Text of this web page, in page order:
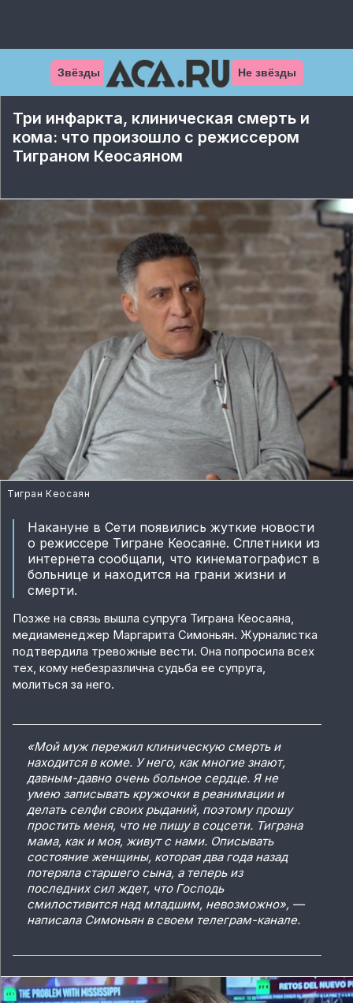
Звёзды Не звёзды
Три инфаркта, клиническая смерть и
кома: что произошло с режиссером
Тиграном Кеосаяном
Тигран Кеосаян
Накануне в Сети появились жуткие новости
о режиссере Тигране Кеосаяне. Сплетники из
интернета сообщали, что кинематографист в
больнице и находится на грани жизни и
смерти.
Позже на связь вышла супруга Тиграна Кеосаяна,
медиаменеджер Маргарита Симоньян. Журналистка
подтвердила тревожные вести. Она попросила всех
тех, кому небезразлична судьба ее супруга,
молиться за него.
«Мой муж пережил клиническую смерть и
находится в коме. У него, как многие знают,
давным-давно очень больное сердце. Я не
умею записывать кружочки в реанимации и
делать селфи своих рыданий, поэтому прошу
простить меня, что не пишу в соцсети. Тиграна
мама, как и моя, живут с нами. Описывать
состояние женщины, которая два года назад
потеряла старшего сына, а теперь из
последних сил ждет, что Господь
смилостивится над младшим, невозможно», —
написала Симоньян в своем телеграм-канале.